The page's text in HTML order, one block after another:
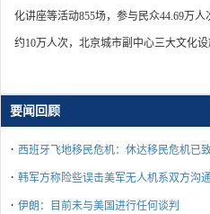
化讲座等活动855场，参与民众44.69万
约10万人次，北京城市副中心三大文化
要闻回顾
· 西班牙飞地移民危机：休达移民危机已
· 韩军方称险些误击美军无人机系双方沟
· 伊朗：目前未与美国进行任何谈判